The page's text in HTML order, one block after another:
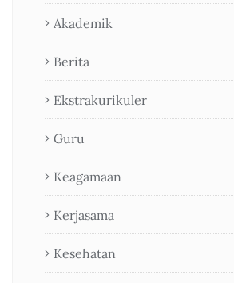
Akademik
Berita
Ekstrakurikuler
Guru
Keagamaan
Kerjasama
Kesehatan